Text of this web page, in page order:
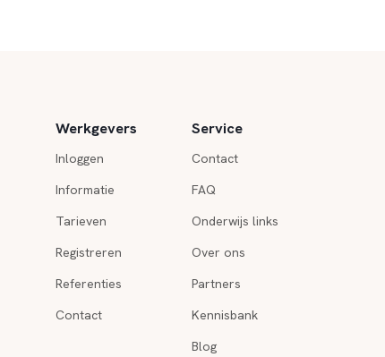
Werkgevers
Inloggen
Informatie
Tarieven
Registreren
Referenties
Contact
Service
Contact
FAQ
Onderwijs links
Over ons
Partners
Kennisbank
Blog